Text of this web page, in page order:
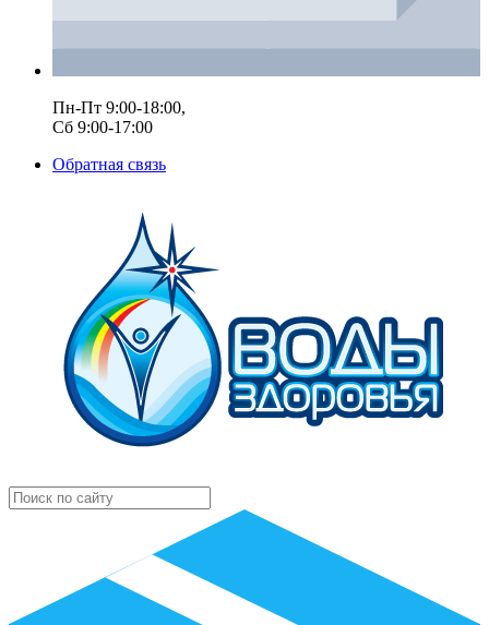
Пн-Пт 9:00-18:00,
Сб 9:00-17:00
Обратная связь